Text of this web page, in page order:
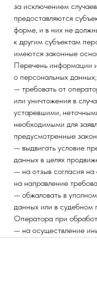
за исключением
предоставляются
форме, и в них не
к другим субъектам
имеются законные
Перечень информации
о персональных данных;
— требовать от
или уничтожения в
устаревшими,
необходимыми для
предусмотренные
— выдвигать условие
данных в целях
— на отзыв согласия на
на направление
— обжаловать в
данных или в судебном
Оператора при
— на осуществление
— предоставлять
— сообщать Оператору